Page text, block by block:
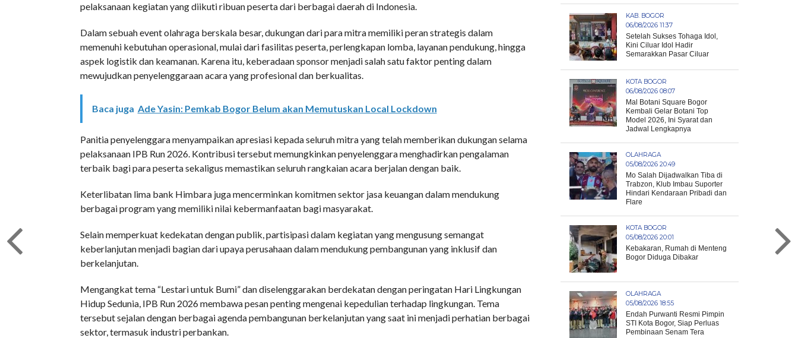
pelaksanaan kegiatan yang diikuti ribuan peserta dari berbagai daerah di Indonesia.
Dalam sebuah event olahraga berskala besar, dukungan dari para mitra memiliki peran strategis dalam
memenuhi kebutuhan operasional, mulai dari fasilitas peserta, perlengkapan lomba, layanan pendukung, hingga
aspek logistik dan keamanan. Karena itu, keberadaan sponsor menjadi salah satu faktor penting dalam
mewujudkan penyelenggaraan acara yang profesional dan berkualitas.
Baca juga Ade Yasin: Pemkab Bogor Belum akan Memutuskan Local Lockdown
Panitia penyelenggara menyampaikan apresiasi kepada seluruh mitra yang telah memberikan dukungan selama
pelaksanaan IPB Run 2026. Kontribusi tersebut memungkinkan penyelenggara menghadirkan pengalaman
terbaik bagi para peserta sekaligus memastikan seluruh rangkaian acara berjalan dengan baik.
Keterlibatan lima bank Himbara juga mencerminkan komitmen sektor jasa keuangan dalam mendukung
berbagai program yang memiliki nilai kebermanfaatan bagi masyarakat.
Selain memperkuat kedekatan dengan publik, partisipasi dalam kegiatan yang mengusung semangat
keberlanjutan menjadi bagian dari upaya perusahaan dalam mendukung pembangunan yang inklusif dan
berkelanjutan.
Mengangkat tema “Lestari untuk Bumi” dan diselenggarakan berdekatan dengan peringatan Hari Lingkungan
Hidup Sedunia, IPB Run 2026 membawa pesan penting mengenai kepedulian terhadap lingkungan. Tema
tersebut sejalan dengan berbagai agenda pembangunan berkelanjutan yang saat ini menjadi perhatian berbagai
sektor, termasuk industri perbankan.
KAB. BOGOR
06/08/2026 11:37
Setelah Sukses Tohaga Idol,
Kini Ciluar Idol Hadir
Semarakkan Pasar Ciluar
KOTA BOGOR
06/08/2026 08:07
Mal Botani Square Bogor
Kembali Gelar Botani Top
Model 2026, Ini Syarat dan
Jadwal Lengkapnya
OLAHRAGA
05/08/2026 20:49
Mo Salah Dijadwalkan Tiba di
Trabzon, Klub Imbau Suporter
Hindari Kendaraan Pribadi dan
Flare
KOTA BOGOR
05/08/2026 20:01
Kebakaran, Rumah di Menteng
Bogor Diduga Dibakar
OLAHRAGA
05/08/2026 18:55
Endah Purwanti Resmi Pimpin
STI Kota Bogor, Siap Perluas
Pembinaan Senam Tera